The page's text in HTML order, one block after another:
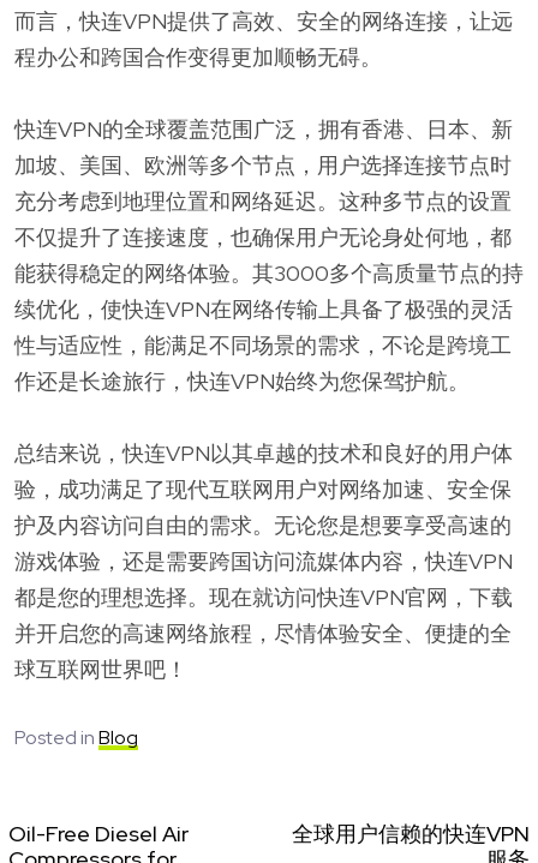
而言，快连VPN提供了高效、安全的网络连接，让远
程办公和跨国合作变得更加顺畅无碍。
快连VPN的全球覆盖范围广泛，拥有香港、日本、新
加坡、美国、欧洲等多个节点，用户选择连接节点时
充分考虑到地理位置和网络延迟。这种多节点的设置
不仅提升了连接速度，也确保用户无论身处何地，都
能获得稳定的网络体验。其3000多个高质量节点的持
续优化，使快连VPN在网络传输上具备了极强的灵活
性与适应性，能满足不同场景的需求，不论是跨境工
作还是长途旅行，快连VPN始终为您保驾护航。
总结来说，快连VPN以其卓越的技术和良好的用户体
验，成功满足了现代互联网用户对网络加速、安全保
护及内容访问自由的需求。无论您是想要享受高速的
游戏体验，还是需要跨国访问流媒体内容，快连VPN
都是您的理想选择。现在就访问快连VPN官网，下载
并开启您的高速网络旅程，尽情体验安全、便捷的全
球互联网世界吧！
Posted inBlog
Oil-Free Diesel Air
全球用户信赖的快连VPN